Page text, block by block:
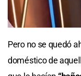
of
seconds
Pero no se quedó
doméstico de